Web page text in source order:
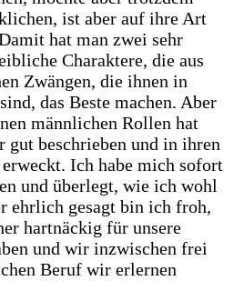
ist aber auf ihre Art
hat man zwei sehr
Charaktere, die aus
Zwängen, die ihnen in
das Beste machen. Aber
männlichen Rollen hat
gut beschrieben und in ihren
Ich habe mich sofort
und überlegt, wie ich wohl
ehrlich gesagt bin ich froh,
hartnäckig für unsere
und wir inzwischen frei
Beruf wir erlernen